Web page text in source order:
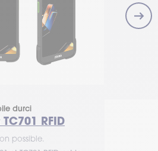
durci
RFID
possible.